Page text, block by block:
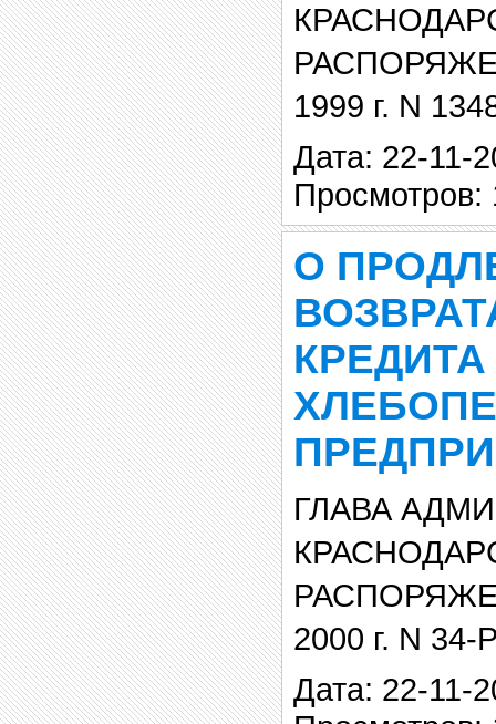
1999 г. N
Дата: 22-11-
Просмотров:
О
КРЕДИТА
ГЛАВА
2000 г. N 34-
Дата: 22-11-